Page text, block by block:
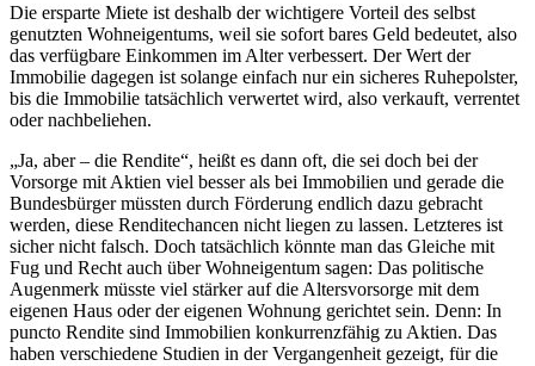
Die ersparte Miete ist deshalb der wichtigere Vorteil des selbst
genutzten Wohneigentums, weil sie sofort bares Geld bedeutet, also
das verfügbare Einkommen im Alter verbessert. Der Wert der
Immobilie dagegen ist solange einfach nur ein sicheres Ruhepolster,
bis die Immobilie tatsächlich verwertet wird, also verkauft, verrentet
oder nachbeliehen.
„Ja, aber – die Rendite“, heißt es dann oft, die sei doch bei der
Vorsorge mit Aktien viel besser als bei Immobilien und gerade die
Bundesbürger müssten durch Förderung endlich dazu gebracht
werden, diese Renditechancen nicht liegen zu lassen. Letzteres ist
sicher nicht falsch. Doch tatsächlich könnte man das Gleiche mit
Fug und Recht auch über Wohneigentum sagen: Das politische
Augenmerk müsste viel stärker auf die Altersvorsorge mit dem
eigenen Haus oder der eigenen Wohnung gerichtet sein. Denn: In
puncto Rendite sind Immobilien konkurrenzfähig zu Aktien. Das
haben verschiedene Studien in der Vergangenheit gezeigt, für die